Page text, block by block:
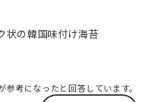
状の韓国味付け海苔
参考になったと回答しています。